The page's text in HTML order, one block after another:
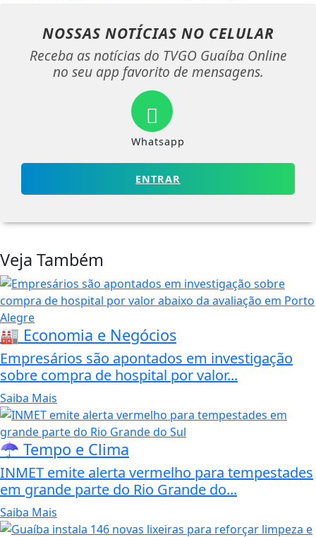
NOSSAS NOTÍCIAS NO CELULAR
Receba as notícias do TVGO Guaíba Online
no seu app favorito de mensagens.
Whatsapp
ENTRAR
Veja Também
🏭 Economia e Negócios
Empresários são apontados em investigação
sobre compra de hospital por valor...
Saiba Mais
☂️ Tempo e Clima
INMET emite alerta vermelho para tempestades
em grande parte do Rio Grande do...
Saiba Mais